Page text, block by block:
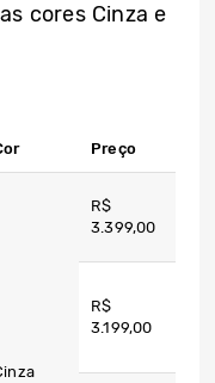
cores Cinza e
Preço
R$
3.399,00
R$
3.199,00